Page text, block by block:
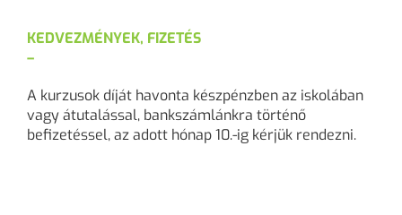
KEDVEZMÉNYEK, FIZETÉS
–
A kurzusok díját havonta készpénzben az iskolában
vagy átutalással, bankszámlánkra történő
befizetéssel, az adott hónap 10.-ig kérjük rendezni.